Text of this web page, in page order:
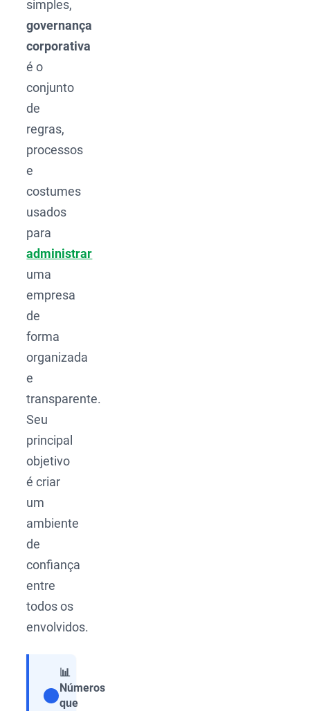
simples,
governança
corporativa
é o
conjunto
de
regras,
processos
e
costumes
usados
para
administrar
uma
empresa
de
forma
organizada
e
transparente.
Seu
principal
objetivo
é criar
um
ambiente
de
confiança
entre
todos os
envolvidos.
📊
Números
que